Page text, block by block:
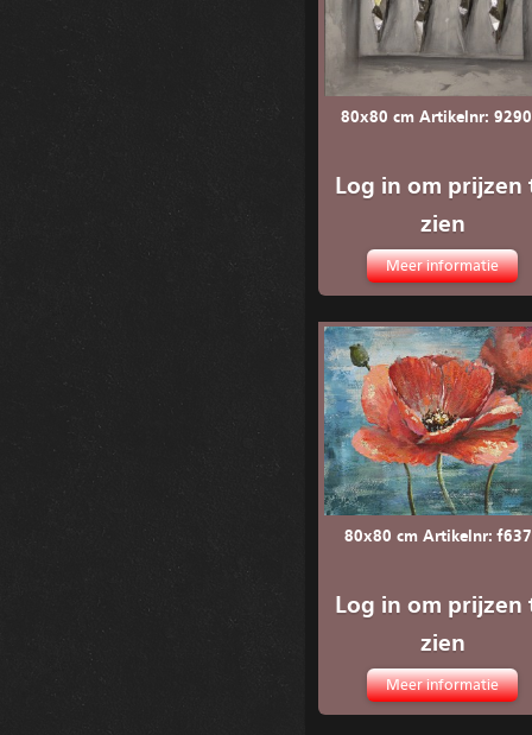
80x80 cm Artikelnr:
Log in om prijzen
zien
Meer informatie
80x80 cm Artikelnr:
Log in om prijzen
zien
Meer informatie